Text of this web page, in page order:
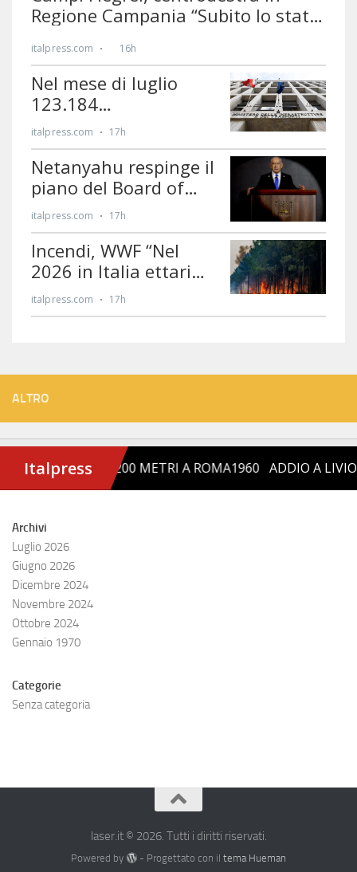
ALTRO
Archivi
Luglio 2026
Giugno 2026
Dicembre 2024
Novembre 2024
Ottobre 2024
Gennaio 1970
Categorie
Senza categoria
laser.it © 2026. Tutti i diritti riservati.
Powered by - Progettato con il tema Hueman